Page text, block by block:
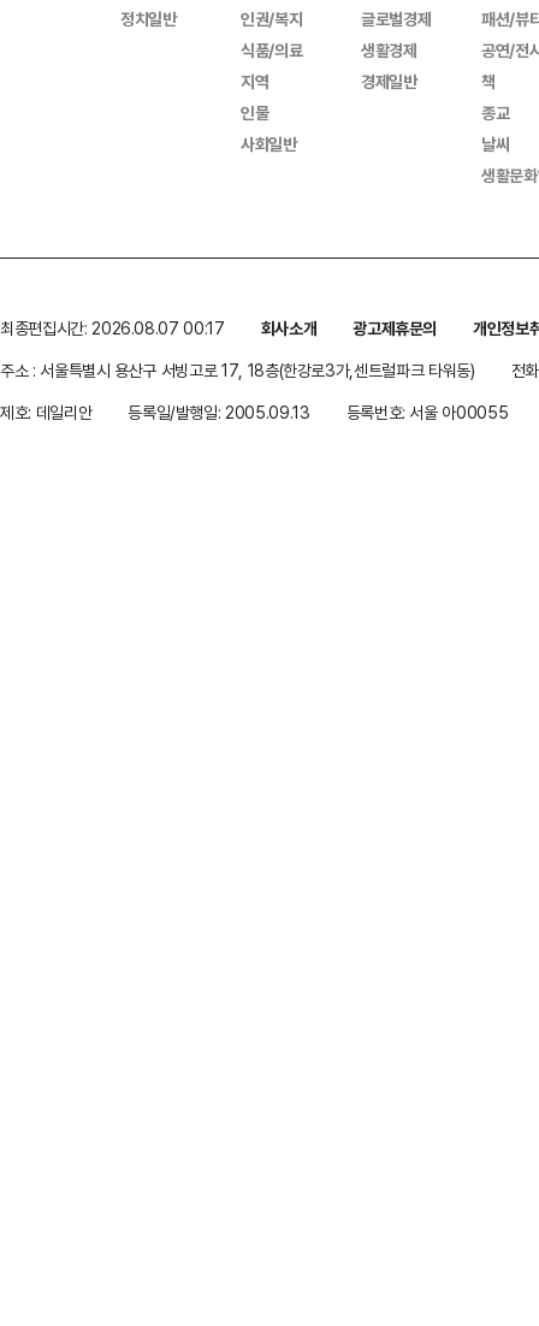
정치일반
인권/복지
식품/의료
지역
인물
사회일반
글로벌경제
생활경제
경제일반
패션/뷰
공연/전
책
종교
날씨
생활문
최종편집시간: 2026.08.07 00:17 회사소개 광고제휴문의
개인정보
주소 : 서울특별시 용산구 서빙고로 17, 18층(한강로3가,센트럴파크 타워동)
전
제호: 데일리안
등록일/발행일: 2005.09.13 등록번호: 서울 아00055